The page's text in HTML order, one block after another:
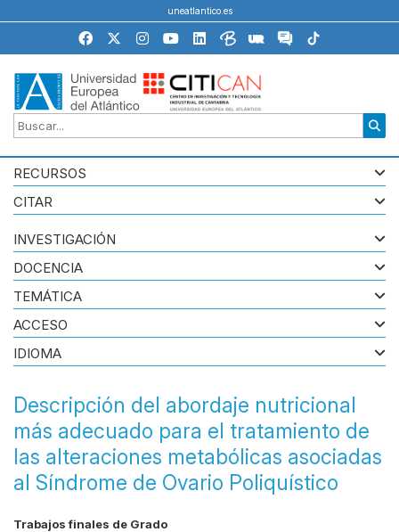
uneatlantico.es
RECURSOS
CITAR
Descripción del abordaje nutricional
más adecuado para el tratamiento de
las alteraciones metabólicas asociadas
al Síndrome de Ovario Poliquístico
Trabajos finales de Grado
INVESTIGACIÓN
DOCENCIA
TEMÁTICA
ACCESO
IDIOMA